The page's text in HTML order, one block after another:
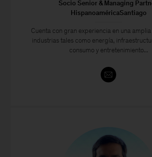
Socio Senior & Managing
HispanoaméricaSantiago
Cuenta con gran experiencia en una
industrias tales como energía,
consumo y entretenimiento...